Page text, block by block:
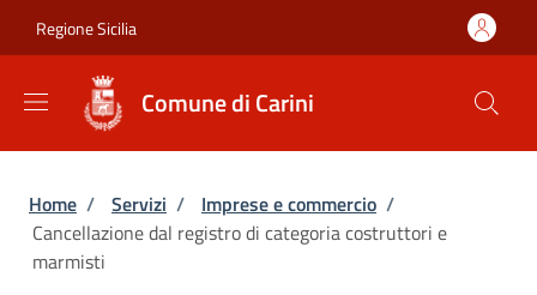
Regione Sicilia
Comune di Carini
Briciole di pane
Home / Servizi / Imprese e commercio /
Cancellazione dal registro di categoria costruttori e
marmisti